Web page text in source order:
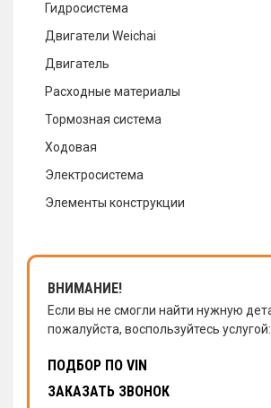
Гидросистема
Двигатели Weichai
Двигатель
Расходные материалы
Тормозная система
Ходовая
Электросистема
Элементы конструкции
ВНИМАНИЕ!
Если вы не смогли найти нужную
пожалуйста, воспользуйтесь услугой:
ПОДБОР ПО VIN
ЗАКАЗАТЬ ЗВОНОК